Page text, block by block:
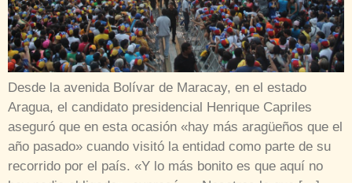
Desde la avenida Bolívar de Maracay, en el estado
Aragua, el candidato presidencial Henrique Capriles
aseguró que en esta ocasión «hay más aragüeños que el
año pasado» cuando visitó la entidad como parte de su
recorrido por el país. «Y lo más bonito es que aquí no